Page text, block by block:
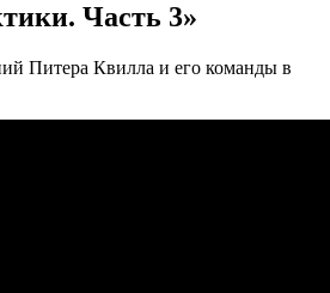
Часть 3»
Питера Квилла и его команды в